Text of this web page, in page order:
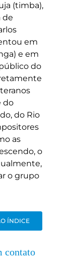
(timba),
de
em
e em
do
do
do Rio
as
o
o grupo
ÍNDICE
contato